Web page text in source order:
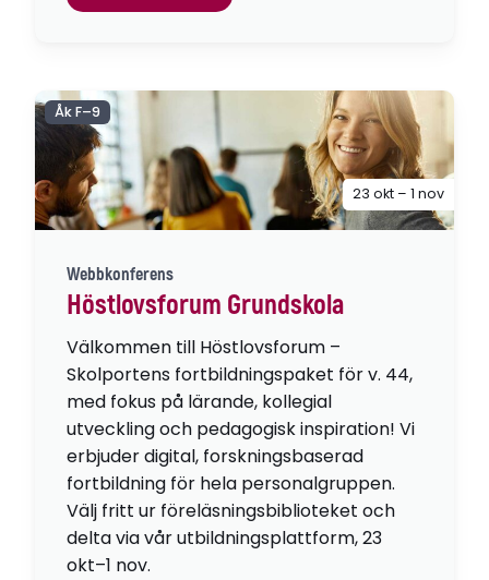
Webbkonferens
Höstlovsforum Grundskola
Välkommen till Höstlovsforum –
Skolportens fortbildningspaket för v. 44,
med fokus på lärande, kollegial
utveckling och pedagogisk inspiration! Vi
erbjuder digital, forskningsbaserad
fortbildning för hela personalgruppen.
Välj fritt ur föreläsningsbiblioteket och
delta via vår utbildningsplattform, 23
okt–1 nov.
Åk F–9
23 okt – 1 nov